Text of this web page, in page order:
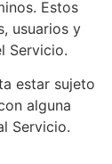
Estos
usuarios y
Servicio.
estar sujeto
alguna
Servicio.